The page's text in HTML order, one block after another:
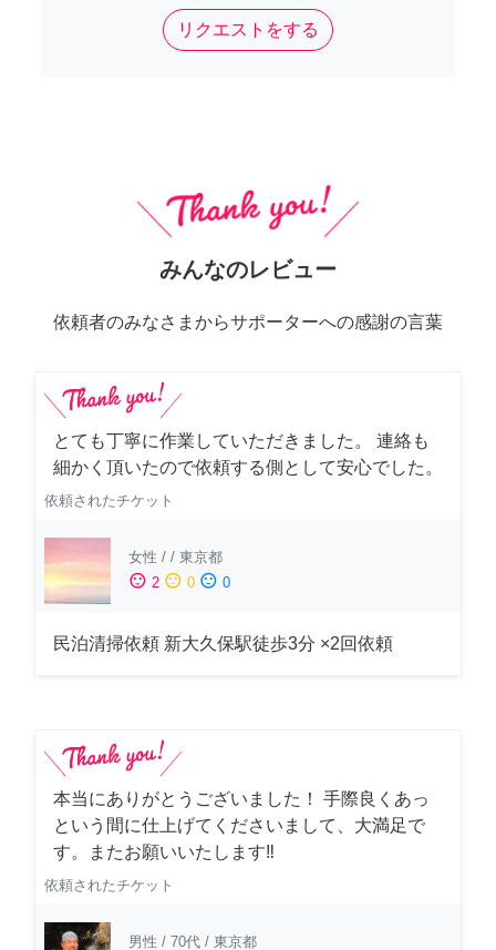
リクエストをする
みんなのレビュー
依頼者のみなさまからサポーターへの感謝の言葉
とても丁寧に作業していただきました。 連絡も
細かく頂いたので依頼する側として安心でした。
依頼されたチケット
女性 / / 東京都
sentiment_satisfied 2 sentiment_neutral 0 sentiment_dissatisfied 0
民泊清掃依頼 新大久保駅徒歩3分 ×2回依頼
本当にありがとうございました！ 手際良くあっ
という間に仕上げてくださいまして、大満足で
す。またお願いいたします‼️
依頼されたチケット
男性 / 70代 / 東京都